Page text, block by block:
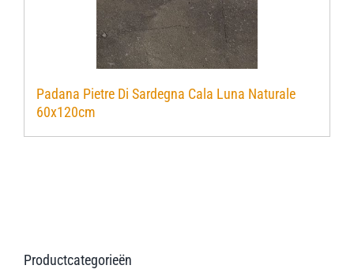
Padana Pietre Di Sardegna Cala Luna Naturale
60x120cm
Productcategorieën